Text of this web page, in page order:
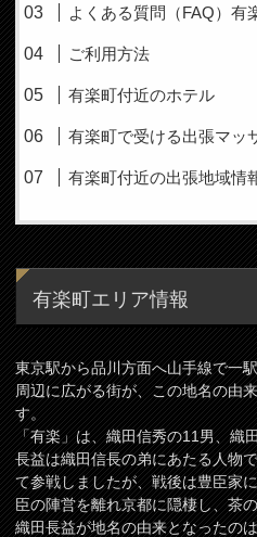
よくある質問（FAQ）有
ご利用方法
有楽町付近のホテル
有楽町で受ける出張マッ
有楽町付近の出張地域情
有楽町エリア情報
東京駅から品川方面へ山手線で一
周辺に広がる街が、この地名の由
す。
「有楽」は、織田信秀の11男、織
長益は織田信長の弟にあたる人物
て参戦しましたが、戦後は豊臣家
臣の陣営を離れ京都に隠棲し、茶
織田長益が地名の由来となったの